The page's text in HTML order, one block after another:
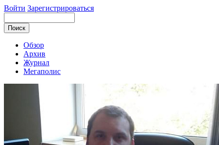
Войти Зарегистрироваться
Обзор
Архив
Журнал
Мегаполис